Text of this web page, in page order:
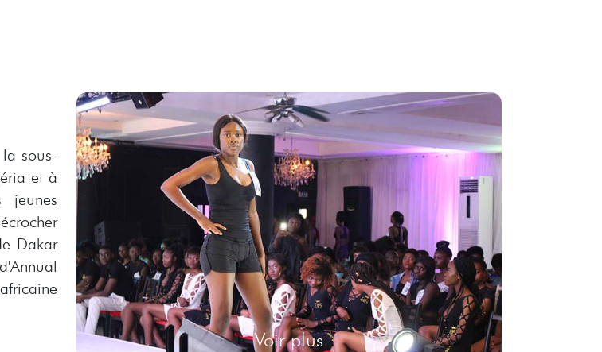
Voir plus
sous-
et à
jeunes
Dakar